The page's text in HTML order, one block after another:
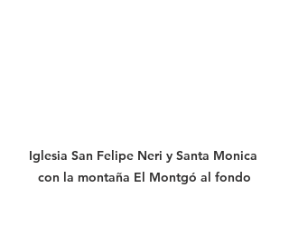
Iglesia San Felipe Neri y Santa Monica
con la montaña El Montgó al fondo